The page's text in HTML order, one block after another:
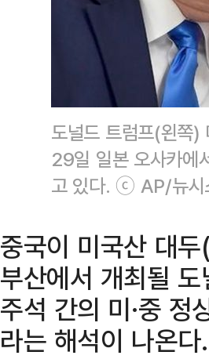
도널드 트럼프(왼쪽
29일 일본 오사카에
고 있다. ⓒ AP/뉴시
중국이 미국산 대
부산에서 개최될
주석 간의 미·중 정
라는 해석이 나온다.